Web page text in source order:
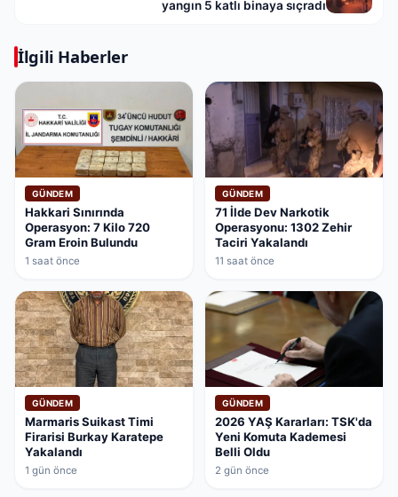
yangın 5 katlı binaya sıçradı
İlgili Haberler
GÜNDEM
Hakkari Sınırında
Operasyon: 7 Kilo 720
Gram Eroin Bulundu
1 saat önce
GÜNDEM
71 İlde Dev Narkotik
Operasyonu: 1302 Zehir
Taciri Yakalandı
11 saat önce
GÜNDEM
Marmaris Suikast Timi
Firarisi Burkay Karatepe
Yakalandı
1 gün önce
GÜNDEM
2026 YAŞ Kararları: TSK'da
Yeni Komuta Kademesi
Belli Oldu
2 gün önce